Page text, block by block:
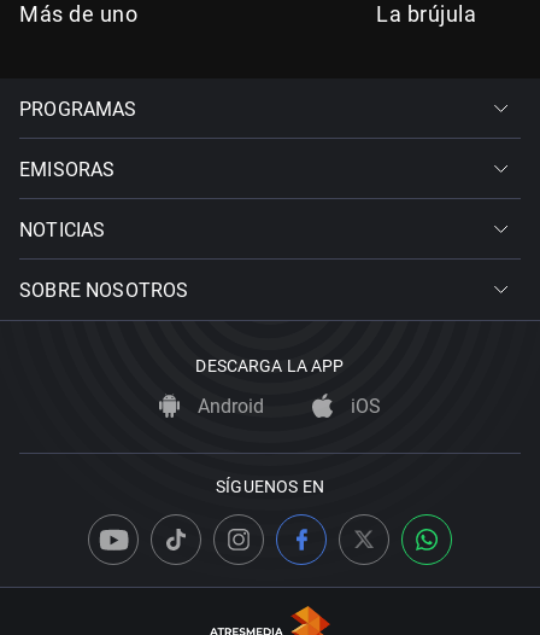
Más de uno La brújula
PROGRAMAS
EMISORAS
NOTICIAS
SOBRE NOSOTROS
DESCARGA LA APP
Android iOS
SÍGUENOS EN